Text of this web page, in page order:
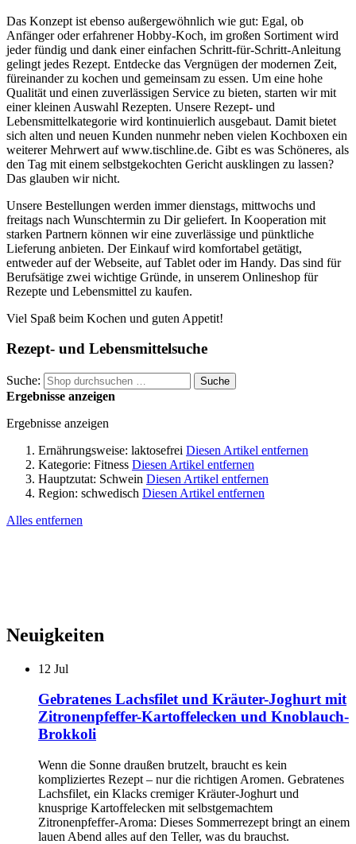
Das Konzept ist ebenso außergewöhnlich wie gut: Egal, ob
Anfänger oder erfahrener Hobby-Koch, im großen Sortiment wird
jeder fündig und dank einer einfachen Schritt-für-Schritt-Anleitung
gelingt jedes Rezept. Entdecke das Vergnügen der modernen Zeit,
füreinander zu kochen und gemeinsam zu essen. Um eine hohe
Qualität und einen zuverlässigen Service zu bieten, starten wir mit
einer kleinen Auswahl Rezepten. Unsere Rezept- und
Lebensmittelkategorie wird kontinuierlich ausgebaut. Damit bietet
sich alten und neuen Kunden nunmehr neben vielen Kochboxen ein
weiterer Mehrwert auf www.tischline.de. Gibt es was Schöneres, als
den Tag mit einem selbstgekochten Gericht ausklingen zu lassen?
Das glauben wir nicht.
Unsere Bestellungen werden immer dienstags, mittwochs und
freitags nach Wunschtermin zu Dir geliefert. In Kooperation mit
starken Partnern können wir eine zuverlässige und pünktliche
Lieferung anbieten. Der Einkauf wird komfortabel getätigt,
entweder auf der Webseite, auf Tablet oder im Handy. Das sind für
Berufsätige zwei wichtige Gründe, in unserem Onlineshop für
Rezepte und Lebensmittel zu kaufen.
Viel Spaß beim Kochen und guten Appetit!
Rezept- und Lebensmittelsuche
Suche: Suche
Ergebnisse anzeigen
Ergebnisse anzeigen
Ernährungsweise: laktosefrei Diesen Artikel entfernen
Kategorie: Fitness Diesen Artikel entfernen
Hauptzutat: Schwein Diesen Artikel entfernen
Region: schwedisch Diesen Artikel entfernen
Alles entfernen
Neuigkeiten
12 Jul
Gebratenes Lachsfilet und Kräuter-Joghurt mit
Zitronenpfeffer-Kartoffelecken und Knoblauch-
Brokkoli
Wenn die Sonne draußen brutzelt, braucht es kein
kompliziertes Rezept – nur die richtigen Aromen. Gebratenes
Lachsfilet, ein Klacks cremiger Kräuter-Joghurt und
knusprige Kartoffelecken mit selbstgemachtem
Zitronenpfeffer-Aroma: Dieses Sommerrezept bringt an einem
lauen Abend alles auf den Teller, was du brauchst.